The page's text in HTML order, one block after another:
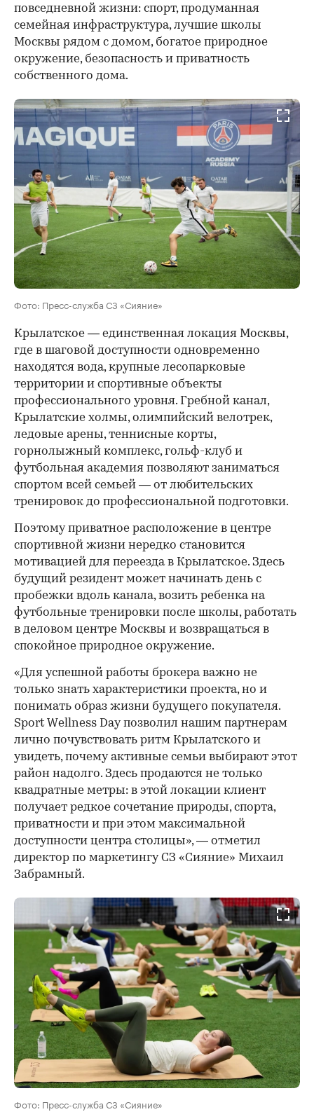
повседневной жизни: спорт, продуманная
семейная инфраструктура, лучшие школы
Москвы рядом с домом, богатое природное
окружение, безопасность и приватность
собственного дома.
Фото: Пресс-служба СЗ «Сияние»
Крылатское — единственная локация Москвы,
где в шаговой доступности одновременно
находятся вода, крупные лесопарковые
территории и спортивные объекты
профессионального уровня. Гребной канал,
Крылатские холмы, олимпийский велотрек,
ледовые арены, теннисные корты,
горнолыжный комплекс, гольф-клуб и
футбольная академия позволяют заниматься
спортом всей семьей — от любительских
тренировок до профессиональной подготовки.
Поэтому приватное расположение в центре
спортивной жизни нередко становится
мотивацией для переезда в Крылатское. Здесь
будущий резидент может начинать день с
пробежки вдоль канала, возить ребенка на
футбольные тренировки после школы, работать
в деловом центре Москвы и возвращаться в
спокойное природное окружение.
«Для успешной работы брокера важно не
только знать характеристики проекта, но и
понимать образ жизни будущего покупателя.
Sport Wellness Day позволил нашим партнерам
лично почувствовать ритм Крылатского и
увидеть, почему активные семьи выбирают этот
район надолго. Здесь продаются не только
квадратные метры: в этой локации клиент
получает редкое сочетание природы, спорта,
приватности и при этом максимальной
доступности центра столицы», — отметил
директор по маркетингу СЗ «Сияние» Михаил
Забрамный.
Фото: Пресс-служба СЗ «Сияние»